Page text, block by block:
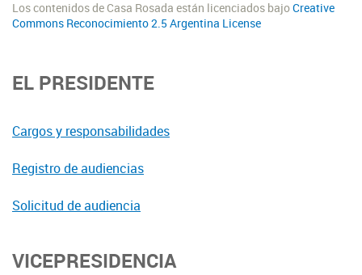
Los contenidos de Casa Rosada están licenciados bajoCreative
Commons Reconocimiento 2.5 Argentina License
EL PRESIDENTE
Cargos y responsabilidades
Registro de audiencias
Solicitud de audiencia
VICEPRESIDENCIA